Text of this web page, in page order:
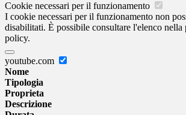
Cookie necessari per il funzionamento
I cookie necessari per il funzionamento non
disabilitati. È possibile consultare l'elenco nella
policy.
youtube.com
Nome
Tipologia
Proprieta
Descrizione